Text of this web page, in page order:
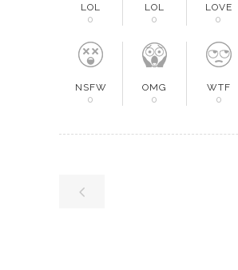
LOL
0
LOL
0
LOVE
0
NSFW
0
OMG
0
WTF
0